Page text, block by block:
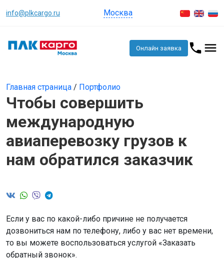
info@plkcargo.ru Москва
Онлайн заявка
Главная страница / Портфолио
Чтобы совершить
международную
авиаперевозку грузов к
нам обратился заказчик
Если у вас по какой-либо причине не получается
дозвониться нам по телефону, либо у вас нет времени,
то вы можете воспользоваться услугой «Заказать
обратный звонок».